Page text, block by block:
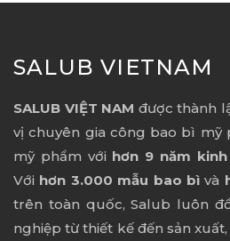
SALUB VIETNAM
SALUB VIỆT NAM được thành
vị chuyên gia công bao bì mỹ
mỹ phẩm với hơn 9 năm
Với hơn 3.000 mẫu bao bì và
trên toàn quốc, Salub luôn
nghiệp từ thiết kế đến sản